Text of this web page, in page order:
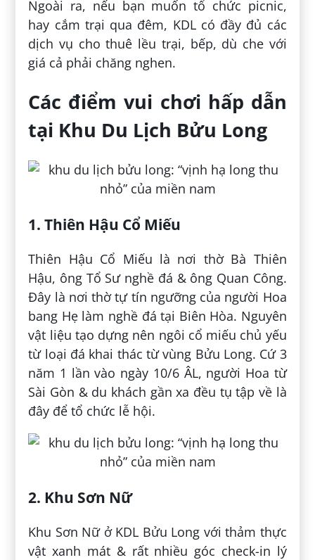
Ngoài ra, nếu bạn muốn tổ chức picnic,
hay cắm trại qua đêm, KDL có đầy đủ các
dịch vụ cho thuê lều trại, bếp, dù che với
giá cả phải chăng nghen.
Các điểm vui chơi hấp dẫn
tại Khu Du Lịch Bửu Long
1. Thiên Hậu Cổ Miếu
Thiên Hậu Cổ Miếu là nơi thờ Bà Thiên
Hậu, ông Tổ Sư nghề đá & ông Quan Công.
Đây là nơi thờ tự tín ngưỡng của người Hoa
bang Hẹ làm nghề đá tại Biên Hòa. Nguyên
vật liệu tạo dựng nên ngôi cổ miếu chủ yếu
từ loại đá khai thác từ vùng Bửu Long. Cứ 3
năm 1 lần vào ngày 10/6 ÂL, người Hoa từ
Sài Gòn & du khách gần xa đều tụ tập về là
đây để tổ chức lễ hội.
2. Khu Sơn Nữ
Khu Sơn Nữ ở KDL Bửu Long với thảm thực
vật xanh mát & rất nhiều góc check-in lý